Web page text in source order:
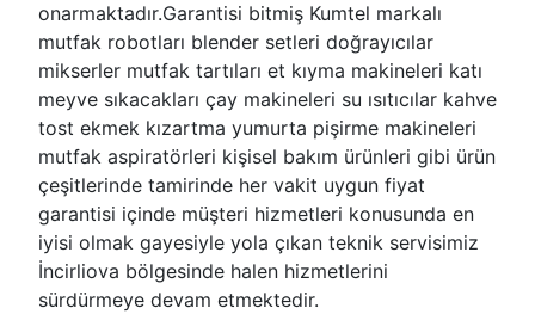
onarmaktadır.Garantisi bitmiş Kumtel markalı
mutfak robotları blender setleri doğrayıcılar
mikserler mutfak tartıları et kıyma makineleri katı
meyve sıkacakları çay makineleri su ısıtıcılar kahve
tost ekmek kızartma yumurta pişirme makineleri
mutfak aspiratörleri kişisel bakım ürünleri gibi ürün
çeşitlerinde tamirinde her vakit uygun fiyat
garantisi içinde müşteri hizmetleri konusunda en
iyisi olmak gayesiyle yola çıkan teknik servisimiz
İncirliova bölgesinde halen hizmetlerini
sürdürmeye devam etmektedir.